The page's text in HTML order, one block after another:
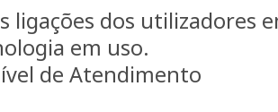
ligações dos utilizadores
em uso.
de Atendimento